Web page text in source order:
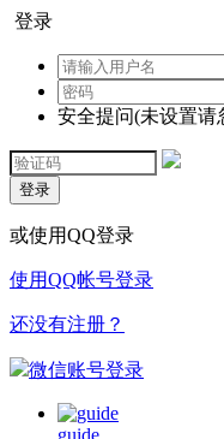
登录
安全提问(未设置请
登录
或使用QQ登录
使用QQ帐号登录
还没有注册？
微信账号登录
guide